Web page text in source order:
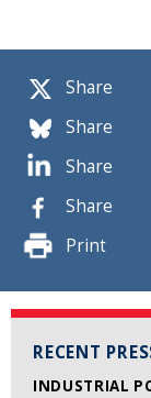
Share
Share
Share
Share
Print
RECENT
INDUSTRIAL